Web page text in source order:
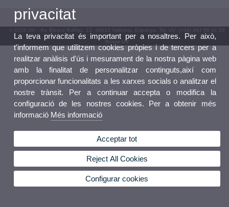
© 2026 UV. - Av. Blasco Ibáñez, 13. 46010 València. Espanya. Tel. UV: (+34) 963 86 41 00
Bústia UV
privacitat
La teva privacitat és important per a nosaltres. Per això,
t'informem que utilitzem cookies pròpies i de tercers per a
realitzar anàlisis d'ús i mesurament de la nostra pàgina web
amb la finalitat de personalitzar continguts,així com
proporcionar funcionalitats a les xarxes socials o analitzar el
nostre trànsit. Per a continuar accepta o modifica la
configuració de les nostres cookies. Per a obtenir més
informació Més informació
Acceptar tot
Reject All Cookies
Configurar cookies